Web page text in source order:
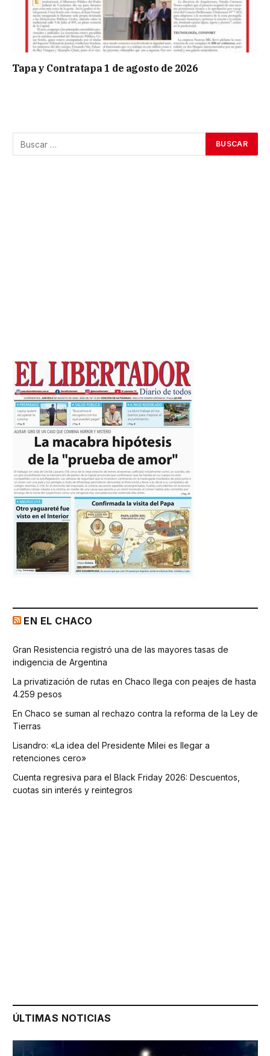
Tapa y Contratapa 1 de agosto de 2026
EN EL CHACO
Gran Resistencia registró una de las mayores tasas de
indigencia de Argentina
La privatización de rutas en Chaco llega con peajes de hasta
4.259 pesos
En Chaco se suman al rechazo contra la reforma de la Ley de
Tierras
Lisandro: «La idea del Presidente Milei es llegar a
retenciones cero»
Cuenta regresiva para el Black Friday 2026: Descuentos,
cuotas sin interés y reintegros
ÚLTIMAS NOTICIAS